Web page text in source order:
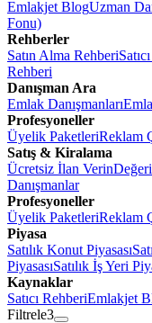
Emlakjet BlogUzman
Fonu)
Rehberler
Satın Alma Rehberi
Rehberi
Danışman Ara
Emlak Danışmanları
Profesyoneller
Üyelik PaketleriReklam
Satış & Kiralama
Ücretsiz İlan Verin
Danışmanlar
Profesyoneller
Üyelik PaketleriReklam
Piyasa
Satılık Konut Piyasası
PiyasasıSatılık İş Yeri
Kaynaklar
Satıcı RehberiEmlakjet
Filtrele3